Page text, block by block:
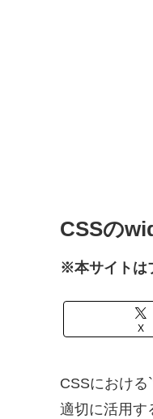
CSSの
※本サイトは
X
CSSにおけ
適切に活用す